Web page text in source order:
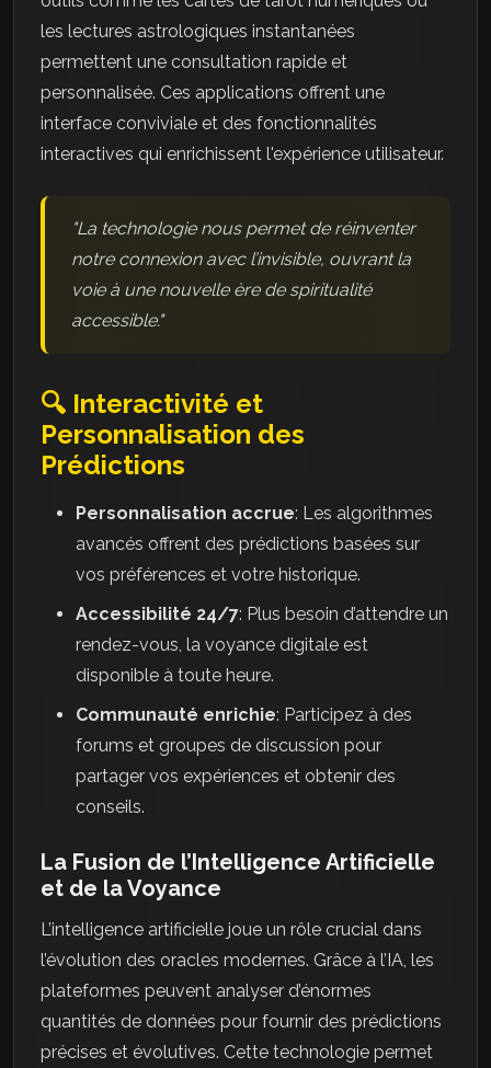
les lectures astrologiques instantanées
permettent une consultation rapide et
personnalisée. Ces applications offrent une
interface conviviale et des fonctionnalités
interactives qui enrichissent l'expérience utilisateur.
"La technologie nous permet de réinventer
notre connexion avec l’invisible, ouvrant la
voie à une nouvelle ère de spiritualité
accessible."
🔍 Interactivité et
Personnalisation des
Prédictions
Personnalisation accrue: Les algorithmes
avancés offrent des prédictions basées sur
vos préférences et votre historique.
Accessibilité 24/7: Plus besoin d’attendre un
rendez-vous, la voyance digitale est
disponible à toute heure.
Communauté enrichie: Participez à des
forums et groupes de discussion pour
partager vos expériences et obtenir des
conseils.
La Fusion de l’Intelligence Artificielle
et de la Voyance
L’intelligence artificielle joue un rôle crucial dans
l’évolution des oracles modernes. Grâce à l’IA, les
plateformes peuvent analyser d’énormes
quantités de données pour fournir des prédictions
précises et évolutives. Cette technologie permet